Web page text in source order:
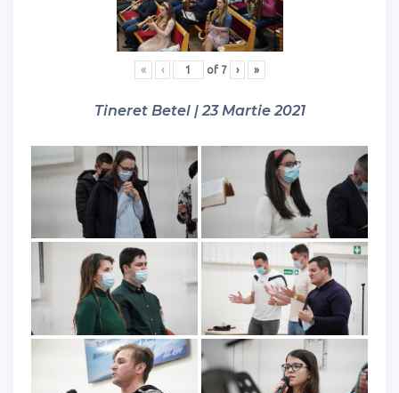
« ‹ of 7 › »
Tineret Betel | 23 Martie 2021